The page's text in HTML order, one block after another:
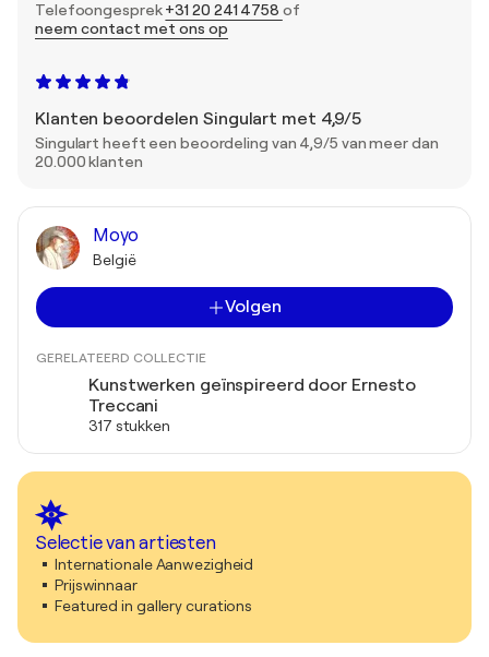
Telefoongesprek+31 20 241 4758 of
neem contact met ons op
Klanten beoordelen Singulart met 4,9/5
Singulart heeft een beoordeling van 4,9/5 van meer dan
20.000 klanten
Moyo
België
Volgen
GERELATEERD COLLECTIE
Kunstwerken geïnspireerd door Ernesto
Treccani
317 stukken
Selectie van artiesten
Internationale Aanwezigheid
Prijswinnaar
Featured in gallery curations